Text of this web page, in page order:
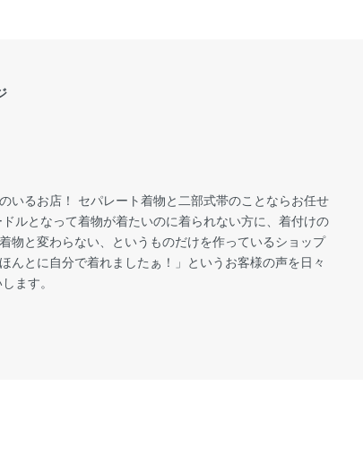
いるお店！ セパレート着物と二部式帯のことならお任せ
ルとなって着物が着たいのに着られない方に、着付けの
物と変わらない、というものだけを作っているショップ
んとに自分で着れましたぁ！」というお客様の声を日々
ます。